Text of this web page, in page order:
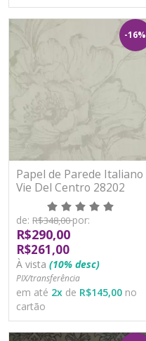
-16%
Papel de Parede Italiano
Vie Del Centro 28202
Vinílico Lavável
de: R$348,00por:
R$290,00
R$261,00
À vista (10% desc)
PIX/transferência
em até 2x de R$145,00 no
cartão